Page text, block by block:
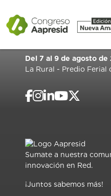
Del 7 al 9 de agosto de
La Rural - Predio Ferial
Sumate a nuestra
innovación en Red.
¡Juntos sabemos más!